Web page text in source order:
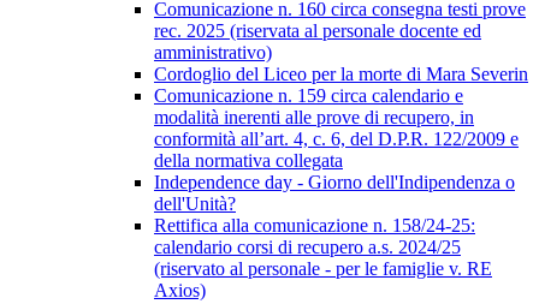
Comunicazione n. 160 circa consegna testi prove
rec. 2025 (riservata al personale docente ed
amministrativo)
Cordoglio del Liceo per la morte di Mara Severin
Comunicazione n. 159 circa calendario e
modalità inerenti alle prove di recupero, in
conformità all’art. 4, c. 6, del D.P.R. 122/2009 e
della normativa collegata
Independence day - Giorno dell'Indipendenza o
dell'Unità?
Rettifica alla comunicazione n. 158/24-25:
calendario corsi di recupero a.s. 2024/25
(riservato al personale - per le famiglie v. RE
Axios)